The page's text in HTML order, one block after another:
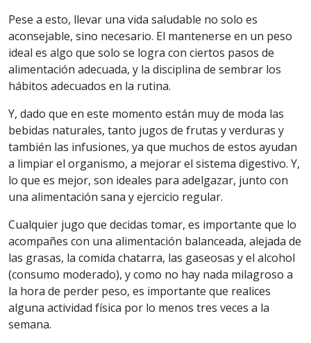
Pese a esto, llevar una vida saludable no solo es
aconsejable, sino necesario. El mantenerse en un peso
ideal es algo que solo se logra con ciertos pasos de
alimentación adecuada, y la disciplina de sembrar los
hábitos adecuados en la rutina.
Y, dado que en este momento están muy de moda las
bebidas naturales, tanto jugos de frutas y verduras y
también las infusiones, ya que muchos de estos ayudan
a limpiar el organismo, a mejorar el sistema digestivo. Y,
lo que es mejor, son ideales para adelgazar, junto con
una alimentación sana y ejercicio regular.
Cualquier jugo que decidas tomar, es importante que lo
acompañes con una alimentación balanceada, alejada de
las grasas, la comida chatarra, las gaseosas y el alcohol
(consumo moderado), y como no hay nada milagroso a
la hora de perder peso, es importante que realices
alguna actividad física por lo menos tres veces a la
semana.